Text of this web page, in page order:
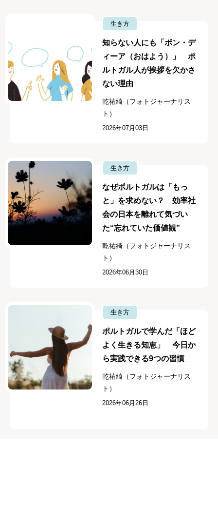
生き方
知らない人にも「ボン・デ
ィーア（おはよう）」 ポ
ルトガル人が挨拶を欠かさ
ない理由
乾祐綺（フォトジャーナリス
ト）
2026年07月03日
生き方
なぜポルトガルは「もっ
と」を求めない？ 効率社
会の日本を離れて気づい
た“忘れていた価値観”
乾祐綺（フォトジャーナリス
ト）
2026年06月30日
生き方
ポルトガルで学んだ「ほど
よく生きる知恵」 今日か
ら実践できる9つの習慣
乾祐綺（フォトジャーナリス
ト）
2026年06月26日